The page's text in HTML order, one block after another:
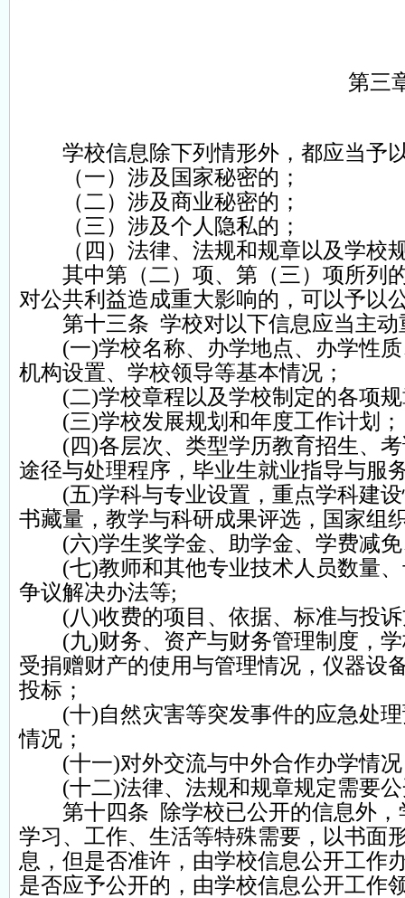
第三
学校信息除下列情形外，都应当予
（一）涉及国家秘密的；
（二）涉及商业秘密的；
（三）涉及个人隐私的；
（四）法律、法规和规章以及学校
其中第（二）项、第（三）项所列的
对公共利益造成重大影响的，可以予以
第十三条 学校对以下信息应当主动
(一)学校名称、办学地点、办学性质
机构设置、学校领导等基本情况；
(二)学校章程以及学校制定的各项规
(三)学校发展规划和年度工作计划；
(四)各层次、类型学历教育招生、考
途径与处理程序，毕业生就业指导与服
(五)学科与专业设置，重点学科建设
书藏量，教学与科研成果评选，国家组
(六)学生奖学金、助学金、学费减免
(七)教师和其他专业技术人员数量、
争议解决办法等;
(八)收费的项目、依据、标准与投诉
(九)财务、资产与财务管理制度，学
受捐赠财产的使用与管理情况，仪器设
投标；
(十)自然灾害等突发事件的应急处理
情况；
(十一)对外交流与中外合作办学情况
(十二)法律、法规和规章规定需要公
第十四条 除学校已公开的信息外，
学习、工作、生活等特殊需要，以书面
息，但是否准许，由学校信息公开工作
是否应予公开的，由学校信息公开工作